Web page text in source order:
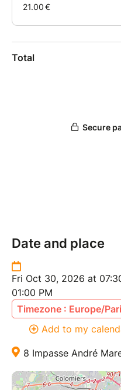
Rejoignez-nous,
offrons nos vies au
l’Homme.
Que le feu brûle sur
Date and place
Fri Oct 30, 2026 at
01:00 PM
Timezone : Europe/
Add to my
8 Impasse André